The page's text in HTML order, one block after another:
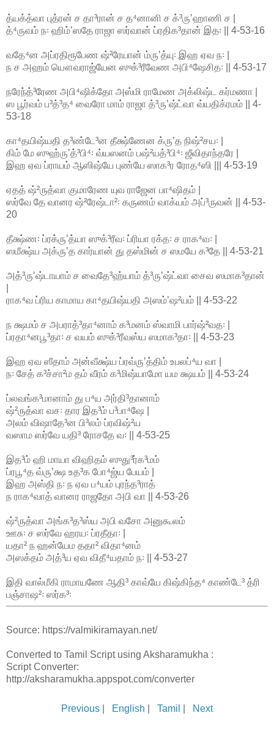
த்யக்த்வா புத்ரன் ச தா³ரான் ச த⁴னானி ச க்³ருʼஹாணி ச |
த்⁴ருவம் ந꞉ ஹிம்ʼஸதே ராஜா ஸர்வான் ப்ரதிக³தான் இத꞉ || 4-53-16
வதே⁴ன அப்ரதிரூபேண ஷ்²ரேயான் ம்ருʼத்யு꞉ இஹ ஏவ ந꞉ |
ந ச அஹம் யௌவராஜ்யேன ஸுக்³ரீவேண அபி⁴ஷேசித꞉ || 4-53-17
நரேந்த்³ரேண அபி⁴ஷிக்தோ அஸ்மி ராமேண அக்லிஷ்ட கர்மணா |
ஸ பூர்வம் ப³த்³த⁴ வைரோ மாம் ராஜா த்³ருʼஷ்ட்வா வ்யதிக்ரமம் || 4-
53-18
கா⁴தயிஷ்யதி த³ண்டே³ன தீக்ஷ்ணேன க்ருʼத நிஷ்²சய꞉ |
கிம் மே ஸுஹ்ருʼத்³பி⁴꞉ வ்யஸனம் பஷ்²யத்³பி⁴꞉ ஜீவிதாந்தரே |
இஹ ஏவ ப்ராயம் ஆஸிஷ்யே புண்யே ஸாக³ர ரோத⁴ஸி ||| 4-53-19
ஏதத் ஷ்²ருத்வா குமாரேண யுவ ராஜேன பா⁴ஷிதம் |
ஸர்வே தே வானர ஷ்²ரேஷ்டா²꞉ கருணம் வாக்யம் அப்³ருவன் || 4-53-
20
தீக்ஷ்ண꞉ ப்ரக்ருʼத்யா ஸுக்³ரீவ꞉ ப்ரியா ரக்த꞉ ச ராக⁴வ꞉ |
ஸமீக்ஷ்ய அக்ருʼத கார்யான் து தஸ்மின் ச ஸமயே க³தே || 4-53-21
அத்³ருʼஷ்டாயாம் ச வைதே³ஹ்யாம் த்³ருʼஷ்ட்வா சைவ ஸமாக³தான்
ராக⁴வ ப்ரிய காமாய கா⁴தயிஷ்யதி அஸம்ʼஷ²யம் || 4-53-22
ந க்ஷமம் ச அபராத்³தா⁴னாம் க³மனம் ஸ்வாமி பார்ஷ்²வத꞉ |
ப்ரதா⁴னபூ³தா꞉ ச வயம் ஸுக்³ரீவஸ்ய ஸமாக³தா꞉ || 4-53-23
இஹ ஏவ ஸீதாம் அன்வீக்ஷ்ய ப்ரவ்ருʼத்திம் உபலப்⁴ய வா |
ந꞉ சேத் க³ச்சா²ம தம் வீரம் க³மிஷ்யாமோ யம க்ஷயம் || 4-53-24
ப்லவங்க³மானாம் து ப⁴ய அர்தி³தானாம்
ஷ்²ருத்வா வச꞉ தார இத³ம் ப³பா⁴ஷே |
அலம் விஷாதே³ன பி³லம் ப்ரவிஷ்²ய
வஸாம ஸர்வே யதி³ ரோசதே வ꞉ || 4-53-25
இத³ம் ஹி மாயா விஹிதம் ஸுது³ர்க³மம்
ப்ரபூ⁴த வ்ருʼக்ஷ உத³க போ⁴ஜ்ய பேயம் |
இஹ அஸ்தி ந꞉ ந ஏவ ப⁴யம் புரந்த³ராத்
ந ராக⁴வாத் வானர ராஜதோ அபி வா || 4-53-26
ஷ்²ருத்வா அங்க³த³ஸ்ய அபி வசோ அனுகூலம்
ஊசு꞉ ச ஸர்வே ஹரய꞉ ப்ரதீதா꞉ |
யதா² ந ஹன்யேம ததா² விதா⁴னம்
அஸக்தம் அத்³ய ஏவ விதீ⁴யதாம் ந꞉ || 4-53-27
இதி வால்மீகி ராமாயணே ஆதி³ காவ்யே கிஷ்கிந்த⁴ காண்டே³ த்ரி
பஞ்சாஷ²꞉ ஸர்க³꞉
Source: https://valmikiramayan.net/
Converted to Tamil Script using Aksharamukha :
Script Converter:
http://aksharamukha.appspot.com/converter
Previous English Tamil Next